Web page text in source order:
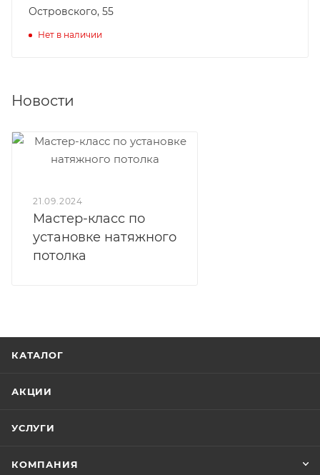
Островского, 55
Нет в наличии
Новости
21.09.2024
Мастер-класс по
установке натяжного
потолка
КАТАЛОГ
АКЦИИ
УСЛУГИ
КОМПАНИЯ